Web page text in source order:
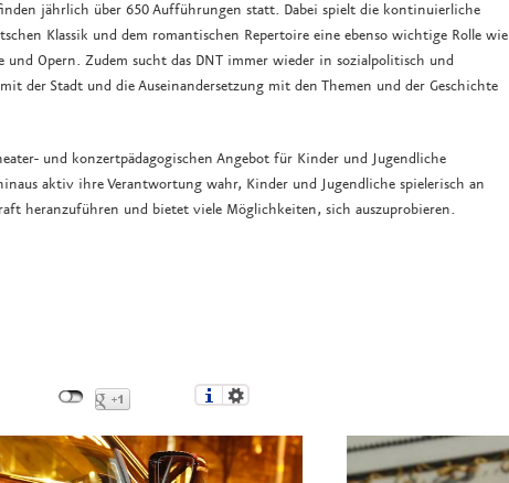
jährlich über 650 Aufführungen statt. Dabei spielt die kontinuierliche
Klassik und dem romantischen Repertoire eine ebenso wichtige Rolle wie
Opern. Zudem sucht das DNT immer wieder in sozialpolitisch und
der Stadt und die Auseinandersetzung mit den Themen und der Geschichte
und konzertpädagogischen Angebot für Kinder und Jugendliche
aktiv ihre Verantwortung wahr, Kinder und Jugendliche spielerisch an
heranzuführen und bietet viele Möglichkeiten, sich auszuprobieren.